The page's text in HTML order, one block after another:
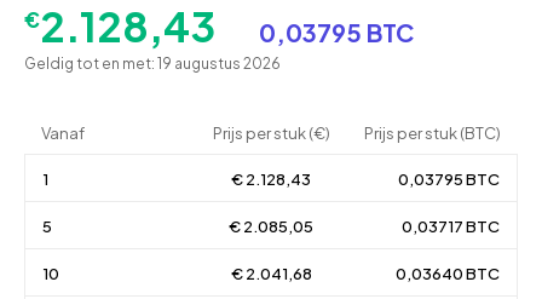
€2.128,43 0,03795 BTC
Geldig tot en met: 19 augustus 2026
Vanaf Prijs per stuk (€) Prijs per stuk (BTC)
1 € 2.128,43 0,03795 BTC
5 € 2.085,05 0,03717 BTC
10 € 2.041,68 0,03640 BTC